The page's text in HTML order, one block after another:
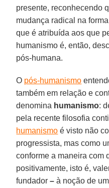
presente, reconhecendo
mudança radical na
que é atribuída aos que
humanismo é, então,
pós-humana.
O pós-humanismo
também em relação e
denomina humanismo:
pela recente filosofia
humanismo é visto não
progressista, mas como
conforme a maneira com
positivamente, isto é,
fundador– à noção de